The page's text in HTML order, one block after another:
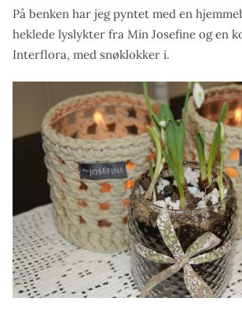
På benken har jeg pyntet med en
heklede lyslykter fra Min Josefine og en
Interflora, med snøklokker i.